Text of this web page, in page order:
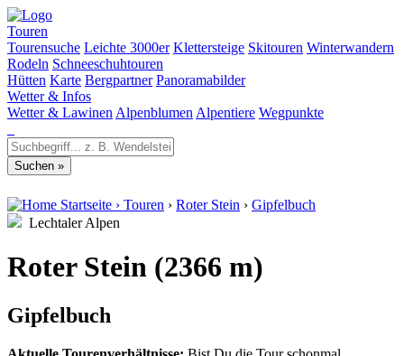
Touren
Tourensuche Leichte 3000er Klettersteige Skitouren Winterwandern
Rodeln Schneeschuhtouren
Hütten Karte Bergpartner Panoramabilder
Wetter & Infos
Wetter & Lawinen Alpenblumen Alpentiere Wegpunkte
Startseite › Touren › Roter Stein › Gipfelbuch
Lechtaler Alpen
Roter Stein (2366 m)
Gipfelbuch